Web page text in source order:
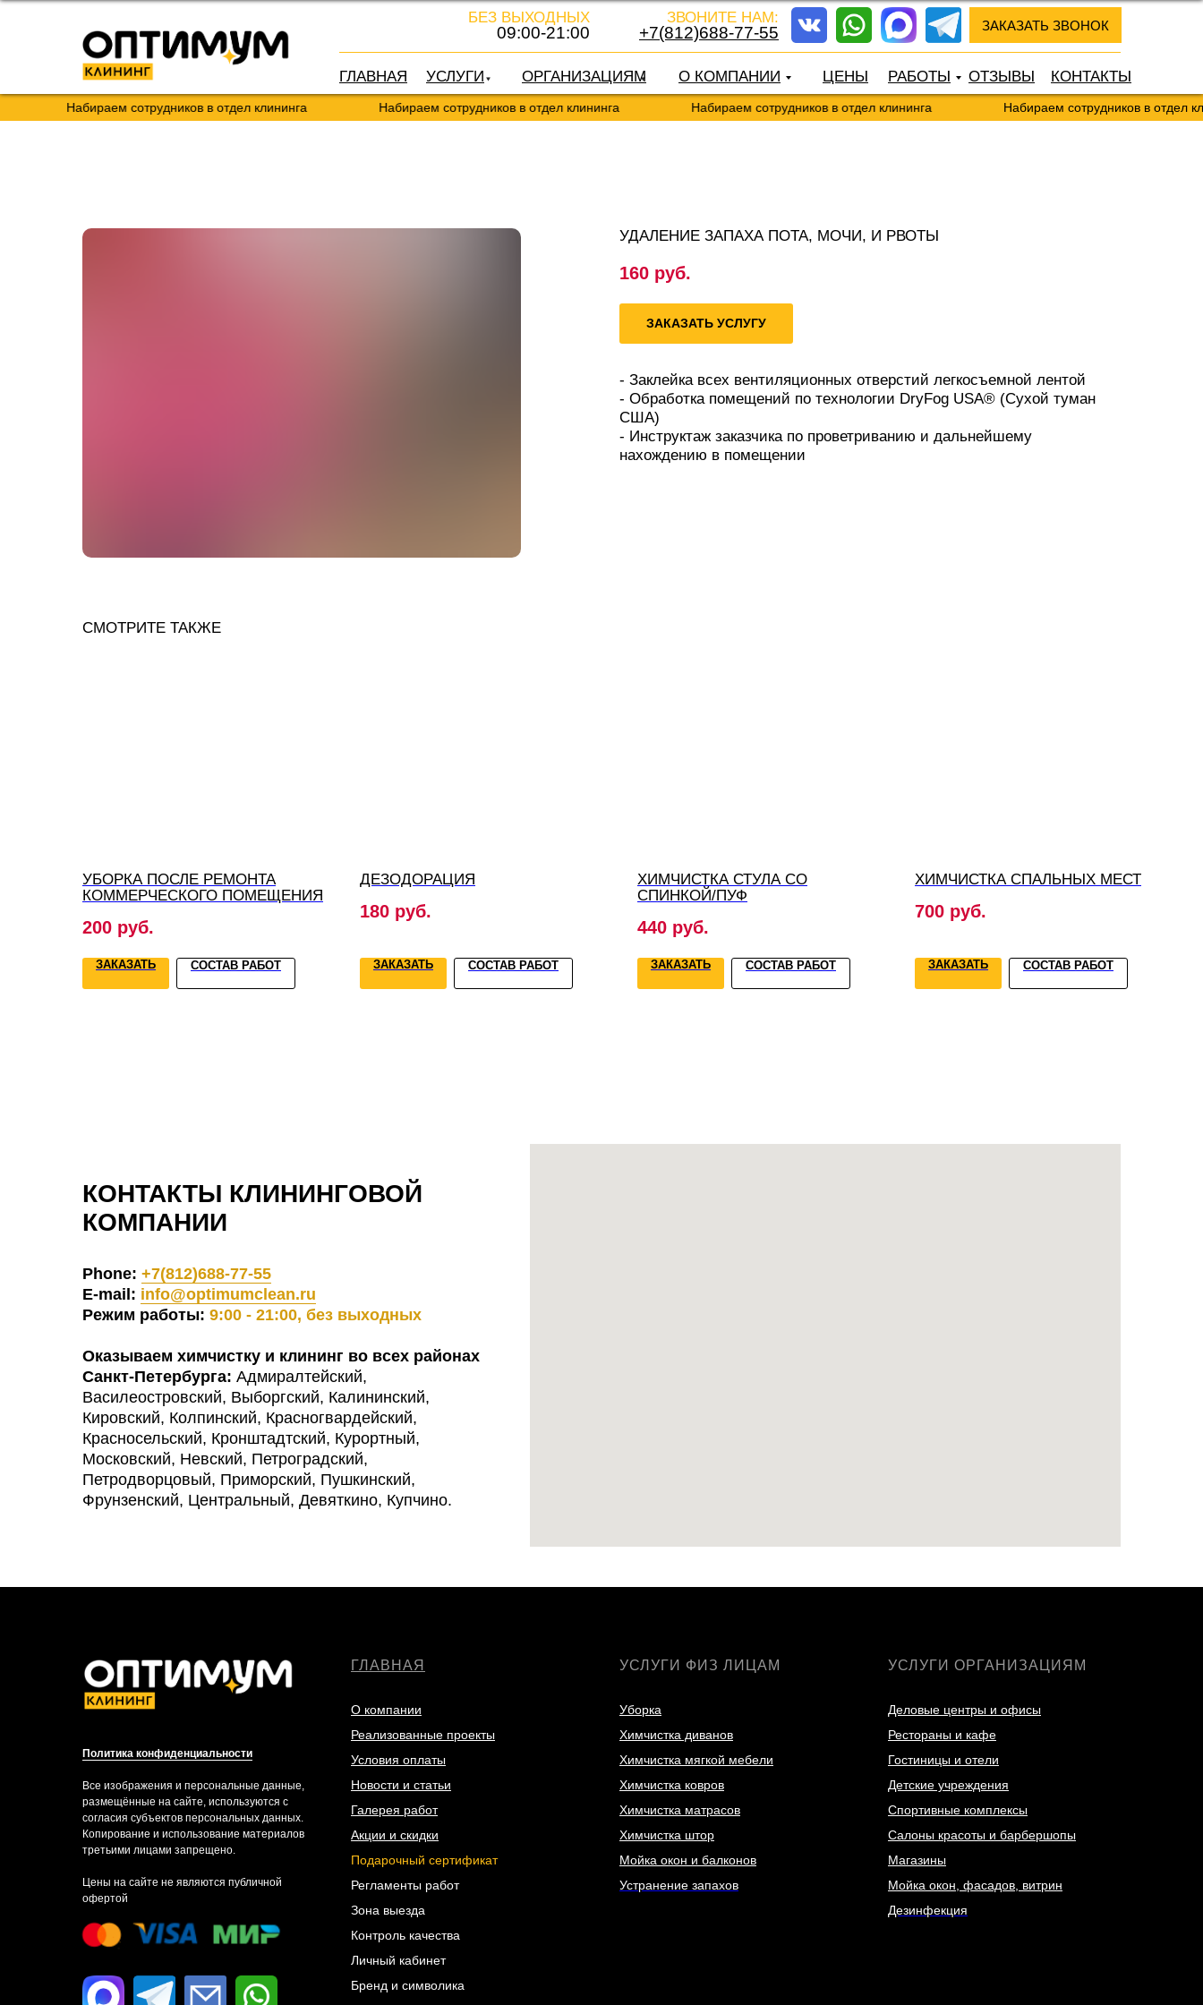
УСЛУГИ
ЗАКАЗАТЬ ЗВОНОК
ГЛАВНАЯ ОРГАНИЗАЦИЯМ ЦЕНЫ РАБОТЫ КОНТАКТЫ
О КОМПАНИИ ОТЗЫВЫ
ЗВОНИТЕ НАМ:
+7(812)688-77-55
БЕЗ ВЫХОДНЫХ
09:00-21:00
Набираем сотрудников в отдел клининга Набираем сотрудников в отдел клининга Набираем сотрудников в отдел клининга Набираем сотрудников в отдел
УДАЛЕНИЕ ЗАПАХА ПОТА, МОЧИ, И РВОТЫ
160 руб.
ЗАКАЗАТЬ УСЛУГУ
- Заклейка всех вентиляционных отверстий легкосъемной лентой
- Обработка помещений по технологии DryFog USA® (Сухой туман
США)
- Инструктаж заказчика по проветриванию и дальнейшему
нахождению в помещении
СМОТРИТЕ ТАКЖЕ
УБОРКА ПОСЛЕ РЕМОНТА
КОММЕРЧЕСКОГО ПОМЕЩЕНИЯ
200 руб.
ЗАКАЗАТЬ СОСТАВ РАБОТ
ДЕЗОДОРАЦИЯ
180 руб.
ЗАКАЗАТЬ СОСТАВ РАБОТ
ХИМЧИСТКА СТУЛА СО
СПИНКОЙ/ПУФ
440 руб.
ЗАКАЗАТЬ СОСТАВ РАБОТ
ХИМЧИСТКА СПАЛЬНЫХ МЕСТ
700 руб.
ЗАКАЗАТЬ СОСТАВ РАБОТ
КОНТАКТЫ КЛИНИНГОВОЙ
КОМПАНИИ
Phone: +7(812)688-77-55
E-mail: info@optimumclean.ru
Режим работы: 9:00 - 21:00, без выходных
Оказываем химчистку и клининг во всех районах
Санкт-Петербурга: Адмиралтейский,
Василеостровский, Выборгский, Калининский,
Кировский, Колпинский, Красногвардейский,
Красносельский, Кронштадтский, Курортный,
Московский, Невский, Петроградский,
Петродворцовый, Приморский, Пушкинский,
Фрунзенский, Центральный, Девяткино, Купчино.
ГЛАВНАЯ
О компании
Реализованные проекты
Условия оплаты
Новости и статьи
Галерея работ
Акции и скидки
Подарочный сертификат
Регламенты работ
Зона выезда
Контроль качества
Личный кабинет
Бренд и символика
УСЛУГИ ФИЗ ЛИЦАМ
Уборка
Химчистка диванов
Химчистка мягкой мебели
Химчистка ковров
Химчистка матрасов
Химчистка штор
Мойка окон и балконов
Устранение запахов
УСЛУГИ ОРГАНИЗАЦИЯМ
Деловые центры и офисы
Рестораны и кафе
Гостиницы и отели
Детские учреждения
Спортивные комплексы
Салоны красоты и барбершопы
Магазины
Мойка окон, фасадов, витрин
Дезинфекция
Политика конфиденциальности
Все изображения и персональные данные,
размещённые на сайте, используются с
согласия субъектов персональных данных.
Копирование и использование материалов
третьими лицами запрещено.
Цены на сайте не являются публичной
офертой